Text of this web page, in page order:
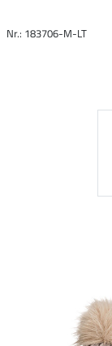
Nr.: 183706-M-LT